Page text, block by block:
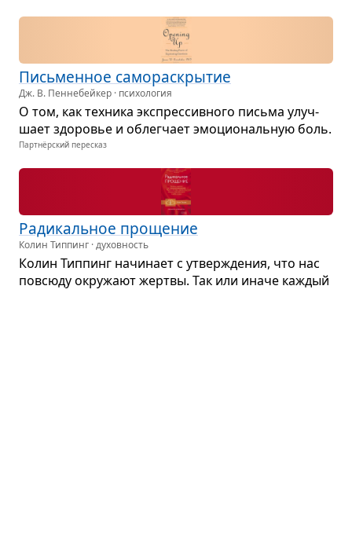
Пись­мен­ное само­рас­кры­тие
Дж. В. Пеннебейкер · психология
О том, как тех­ника экс­прес­сив­ного письма улуч­
шает здо­ро­вье и облег­чает эмо­ци­о­наль­ную боль.
Партнёрский пересказ
Ради­каль­ное про­ще­ние
Колин Типпинг · духовность
Колин Тип­пинг начи­нает с утвер­жде­ния, что нас
повсюду окру­жают жертвы. Так или иначе каж­дый